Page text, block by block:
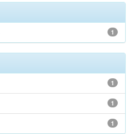
1
1
1
1